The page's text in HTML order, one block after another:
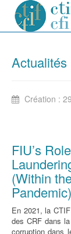
Actualités
Création :
FIU’s
(Within
Pandemic)
En 2021, la
des CRF dans
corruption dans